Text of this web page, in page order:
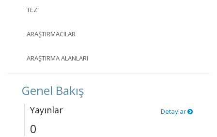
TEZ
ARAŞTIRMACILAR
ARAŞTIRMA ALANLARI
Genel Bakış
Yayınlar Detaylar
0